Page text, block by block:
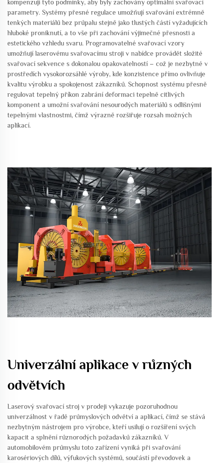
kompenzují tyto podmínky, aby byly zachovány optimální svařovací
parametry. Systémy přesné regulace umožňují svařování extrémně
tenkých materiálů bez průpalu stejně jako tlustých částí vyžadujících
hluboké proniknutí, a to vše při zachování výjimečné přesnosti a
estetického vzhledu svaru. Programovatelné svařovací vzory
umožňují laserovému svařovacímu stroji v nabídce provádět složité
svařovací sekvence s dokonalou opakovatelností – což je nezbytné v
prostředích vysokorozsáhlé výroby, kde konzistence přímo ovlivňuje
kvalitu výrobku a spokojenost zákazníků. Schopnost systému přesně
regulovat tepelný příkon zabrání deformaci tepelně citlivých
komponent a umožní svařování nesourodých materiálů s odlišnými
tepelnými vlastnostmi, čímž výrazně rozšiřuje rozsah možných
aplikací.
Univerzální aplikace v různých
odvětvích
Laserový svařovací stroj v prodeji vykazuje pozoruhodnou
univerzálnost v řadě průmyslových odvětví a aplikací, čímž se stává
nezbytným nástrojem pro výrobce, kteří usilují o rozšíření svých
kapacit a splnění různorodých požadavků zákazníků. V
automobilovém průmyslu toto zařízení vyniká při svařování
karosériových dílů, výfukových systémů, součástí převodovek a